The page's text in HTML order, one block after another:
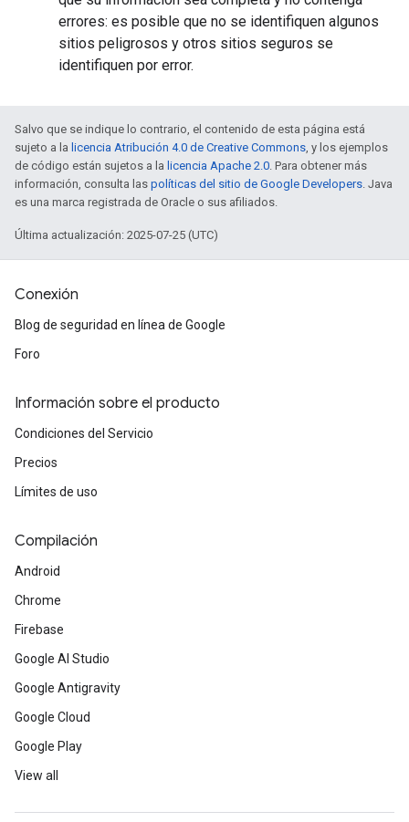
errores: es posible que no se identifiquen algunos
sitios peligrosos y otros sitios seguros se
identifiquen por error.
Salvo que se indique lo contrario, el contenido de esta página está
sujeto a la licencia Atribución 4.0 de Creative Commons, y los ejemplos
de código están sujetos a la licencia Apache 2.0. Para obtener más
información, consulta las políticas del sitio de Google Developers. Java
es una marca registrada de Oracle o sus afiliados.
Última actualización: 2025-07-25 (UTC)
Conexión
Blog de seguridad en línea de Google
Foro
Información sobre el producto
Condiciones del Servicio
Precios
Límites de uso
Compilación
Android
Chrome
Firebase
Google AI Studio
Google Antigravity
Google Cloud
Google Play
View all